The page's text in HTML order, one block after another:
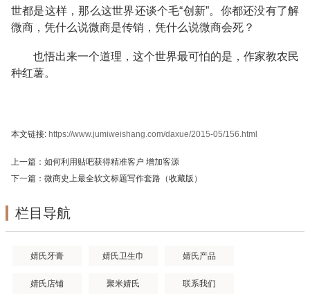
世都是这样，那么这世界还谈个毛“创新”。你都还没有了解
微商，凭什么说微商是传销，凭什么说微商会死？
也悟出来一个道理，这个世界最可怕的是，作家教农民
种红薯。
本文链接: https://www.jumiweishang.com/daxue/2015-05/156.html
上一篇： 如何利用贴吧获得精准客户 增加客源
下一篇： 微商史上最全软文标题写作套路（收藏版）
栏目导航
婧氏牙膏 婧氏卫生巾 婧氏产品
婧氏店铺 聚米婧氏 联系我们